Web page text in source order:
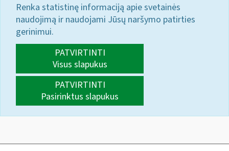
Renka statistinę informaciją apie svetainės
naudojimą ir naudojami Jūsų naršymo patirties
gerinimui.
PATVIRTINTI
Visus slapukus
PATVIRTINTI
Pasirinktus slapukus